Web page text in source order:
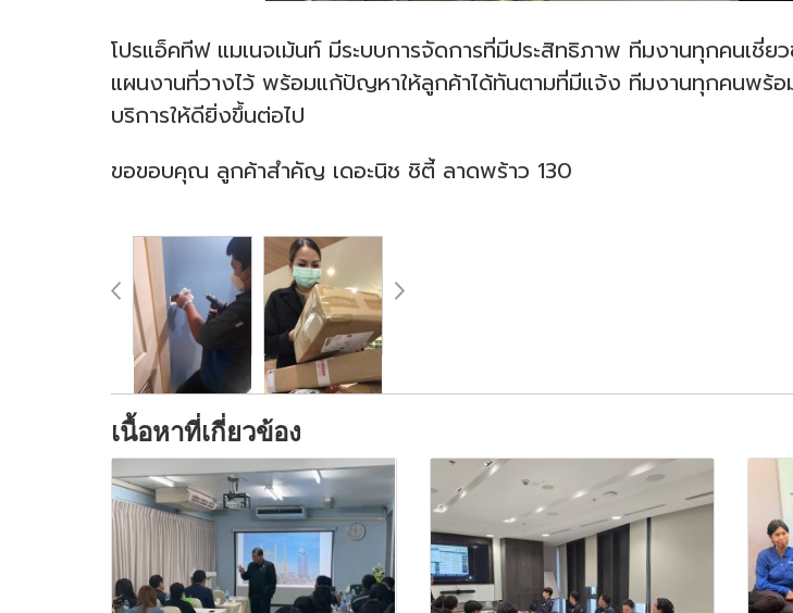
โปรแอ็คทีฟ แมเนจเม้นท์ มีระบบการจัดการที่มีประสิทธิภาพ ทีมงานทุกคนเชี่ย
แผนงานที่วางไว้ พร้อมแก้ปัญหาให้ลูกค้าได้ทันตามที่มีแจ้ง ทีมงานทุกคนพ
บริการให้ดียิ่งขึ้นต่อไป
ขอขอบคุณ ลูกค้าสำคัญ เดอะนิช ชิตี้ ลาดพร้าว 130
เนื้อหาที่เกี่ยวข้อง